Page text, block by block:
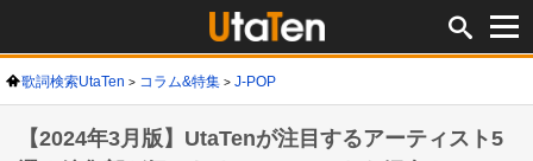
歌詞検索UtaTen コラム&特集 J-POP
【2024年3月版】UtaTenが注目するアーティスト5